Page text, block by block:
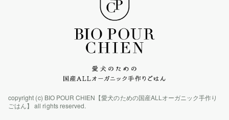
copyright (c) BIO POUR CHIEN【愛犬のための国産ALLオーガニック手作り
ごはん】 all rights reserved.